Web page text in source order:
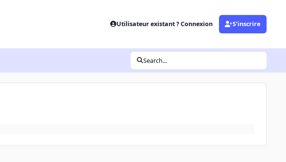
Utilisateur existant ? Connexion S’inscrire
Search...